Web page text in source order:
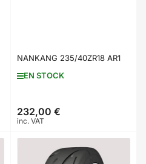
NANKANG 235/40ZR18 AR1
EN STOCK
Prix
232,00 €
inc. VAT